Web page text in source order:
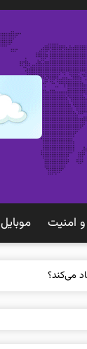
امنيت موبايل
می‌کند؟